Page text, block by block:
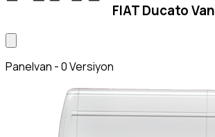
FIAT Ducato Van
Panelvan - 0 Versiyon